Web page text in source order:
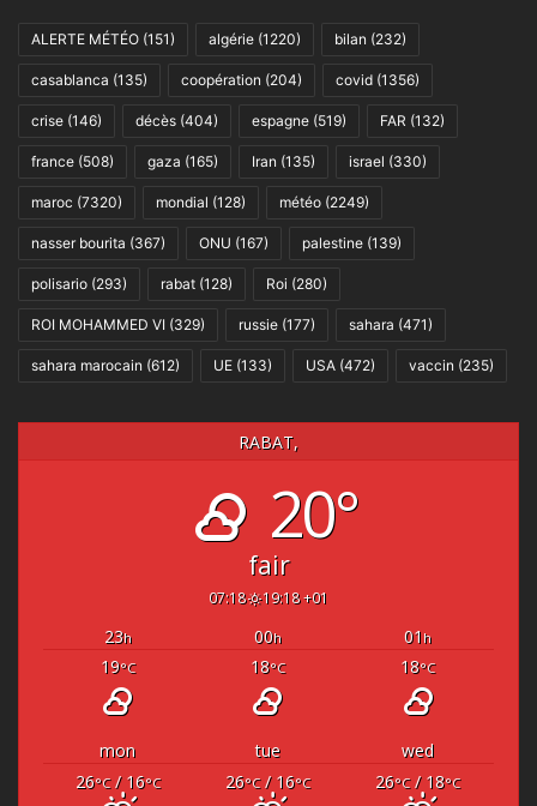
ALERTE MÉTÉO (151) algérie (1220) bilan (232)
casablanca (135) coopération (204) covid (1356)
crise (146) décès (404) espagne (519) FAR (132)
france (508) gaza (165) Iran (135) israel (330)
maroc (7320) mondial (128) météo (2249)
nasser bourita (367) ONU (167) palestine (139)
polisario (293) rabat (128) Roi (280)
ROI MOHAMMED VI (329) russie (177) sahara (471)
sahara marocain (612) UE (133) USA (472) vaccin (235)
RABAT,
20°
fair
07:18 19:18 +01
23h 00h 01 h
19°C 18°C 18°C
mon tue
wed
26°C/ 16°C 26°C/ 16°C 26°C/ 18°C